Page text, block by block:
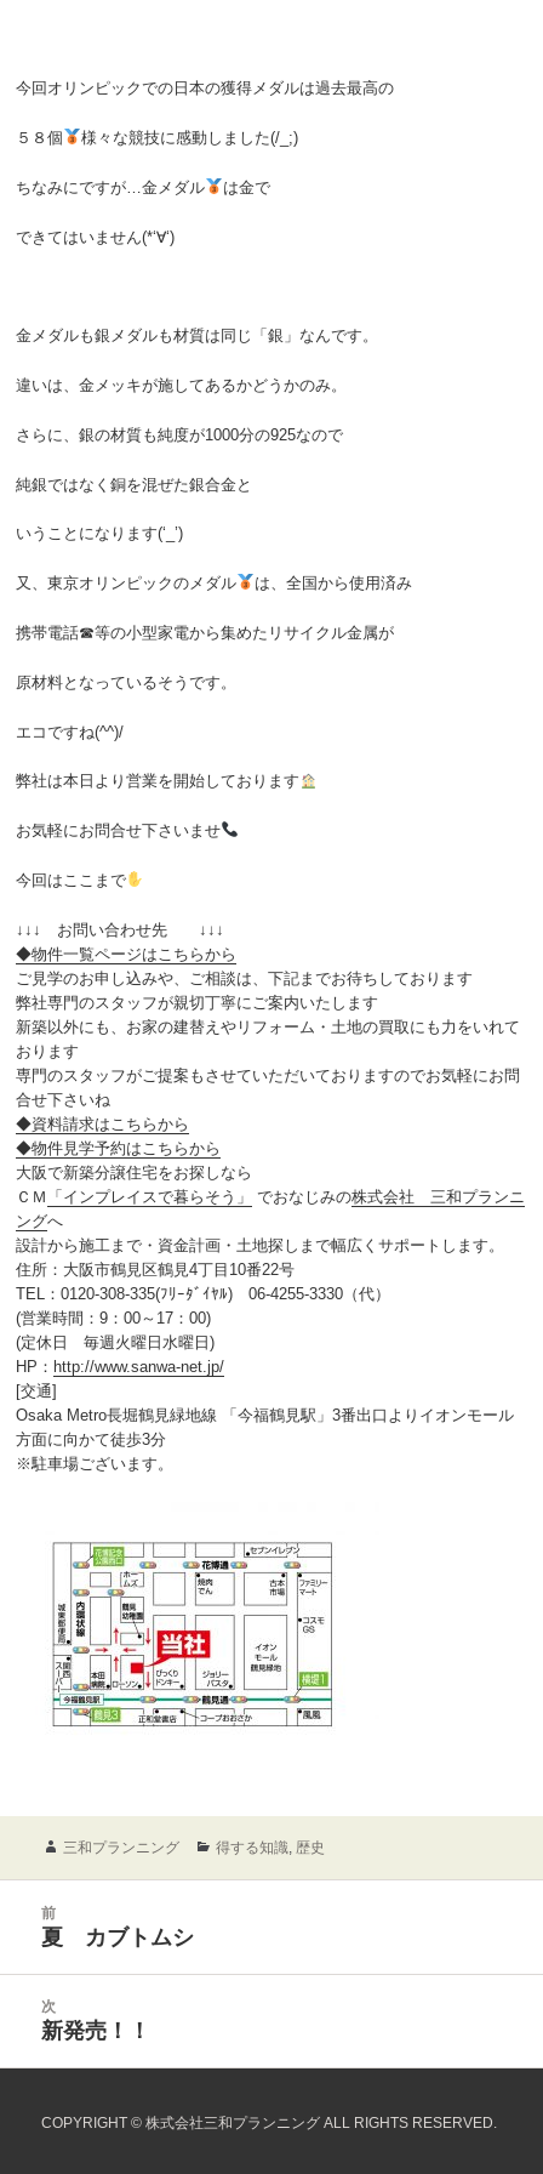
今回オリンピックでの日本の獲得メダルは過去最高の
５８個 様々な競技に感動しました(/_;)
ちなみにですが…金メダル は金で
できてはいません(*‘∀‘)
金メダルも銀メダルも材質は同じ「銀」なんです。
違いは、金メッキが施してあるかどうかのみ。
さらに、銀の材質も純度が1000分の925なので
純銀ではなく銅を混ぜた銀合金と
いうことになります(‘_’)
又、東京オリンピックのメダル は、全国から使用済み
携帯電話☎等の小型家電から集めたリサイクル金属が
原材料となっているそうです。
エコですね(^^)/
弊社は本日より営業を開始しております
お気軽にお問合せ下さいませ
今回はここまで
↓↓↓ お問い合わせ先 ↓↓↓
◆物件一覧ページはこちらから
ご見学のお申し込みや、ご相談は、下記までお待ちしております
弊社専門のスタッフが親切丁寧にご案内いたします
新築以外にも、お家の建替えやリフォーム・土地の買取にも力をいれて
おります
専門のスタッフがご提案もさせていただいておりますのでお気軽にお問
合せ下さいね
◆資料請求はこちらから
◆物件見学予約はこちらから
大阪で新築分譲住宅をお探しなら
ＣＭ 「インプレイスで暮らそう」 でおなじみの株式会社 三和プランニ
ングへ
設計から施工まで・資金計画・土地探しまで幅広くサポートします。
住所：大阪市鶴見区鶴見4丁目10番22号
TEL：0120-308-335(ﾌﾘｰﾀﾞｲﾔﾙ) 06-4255-3330（代）
(営業時間：9：00～17：00)
(定休日 毎週火曜日水曜日)
HP： http://www.sanwa-net.jp/
[交通]
Osaka Metro長堀鶴見緑地線 「今福鶴見駅」3番出口よりイオンモール
方面に向かて徒歩3分
※駐車場ございます。
作
三和プランニング
カ
得する知識, 歴史
前
前
稿:
夏 カブトムシ
次
次
新発売！！
COPYRIGHT © 株式会社三和プランニング ALL RIGHTS RESERVED.